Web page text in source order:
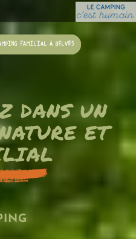
FAMILIAL À BELVÈS
DANS UN
ET